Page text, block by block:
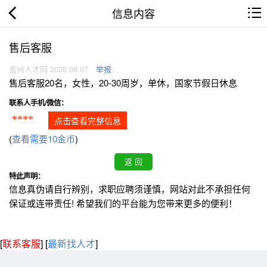
信息内容
售后客服
盖州人才网 2026.08.07 举报
售后客服20名，女性，20-30周岁，单休，国家节假日休息
联系人手机/微信：
**** 点击查看完整信息
(查看需要10金币)
特此声明：
信息真伪请自行辨别，求职应聘须谨慎，网站对此不承担任何
保证或连带责任! 希望我们的平台能为您带来更多的便利！
[联系客服] [最新找人才]